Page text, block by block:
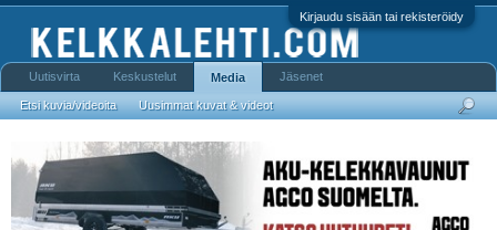
Kirjaudu sisään tai rekisteröidy
Uutisvirta Keskustelut Media
Etsi kuvia/videoita Uusimmat kuvat & videot
Jäsenet